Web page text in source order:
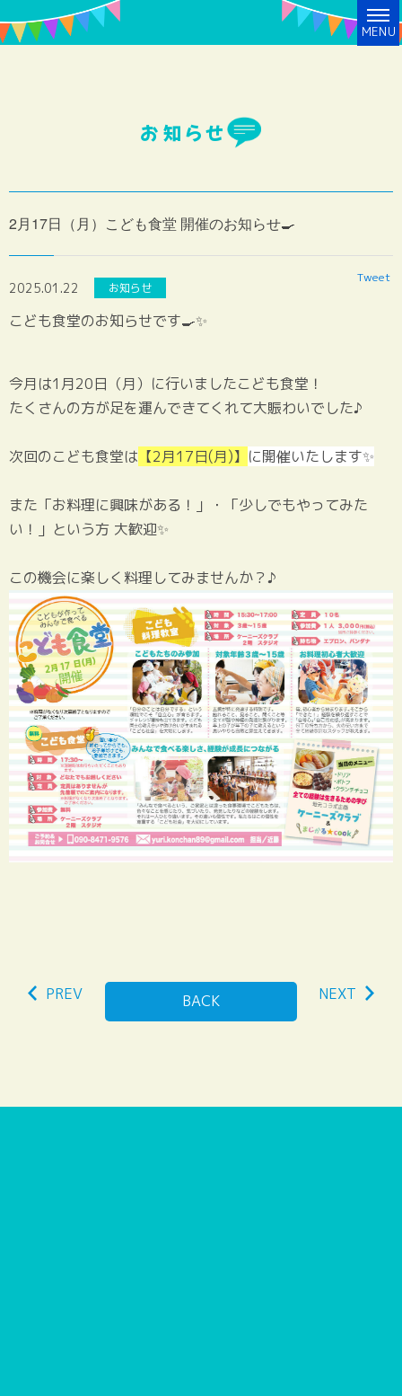
MENU
お知らせ
2月17日（月）こども食堂 開催のお知らせ🍳
2025.01.22 お知らせ
Tweet
こども食堂のお知らせです🍳✨
今月は1月20日（月）に行いましたこども食堂！
たくさんの方が足を運んできてくれて大賑わいでした♪
次回のこども食堂は 【2月17日(月)】 に開催いたします✨
また「お料理に興味がある！」・「少しでもやってみた
い！」という方 大歓迎✨
この機会に楽しく料理してみませんか？♪
PREV BACK NEXT